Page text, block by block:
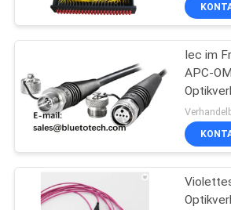
VERBINDUNG
NACHRICHTEN
FORDERN
SIE EIN
ZITAT
Iec im
APC-